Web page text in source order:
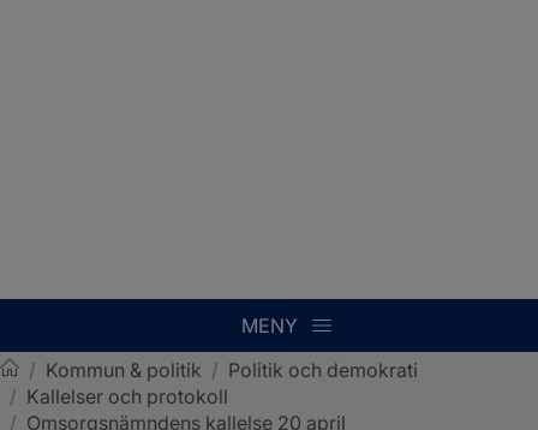
MENY
Sotenäs kommun
/ Kommun & politik / Politik och demokrati
/ Kallelser och protokoll
/ Omsorgsnämndens kallelse 20 april